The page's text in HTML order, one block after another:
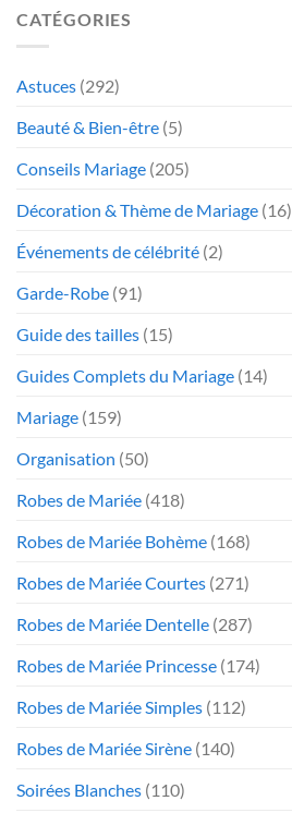
CATÉGORIES
Astuces (292)
Beauté & Bien-être (5)
Conseils Mariage (205)
Décoration & Thème de Mariage (16)
Événements de célébrité (2)
Garde-Robe (91)
Guide des tailles (15)
Guides Complets du Mariage (14)
Mariage (159)
Organisation (50)
Robes de Mariée (418)
Robes de Mariée Bohème (168)
Robes de Mariée Courtes (271)
Robes de Mariée Dentelle (287)
Robes de Mariée Princesse (174)
Robes de Mariée Simples (112)
Robes de Mariée Sirène (140)
Soirées Blanches (110)